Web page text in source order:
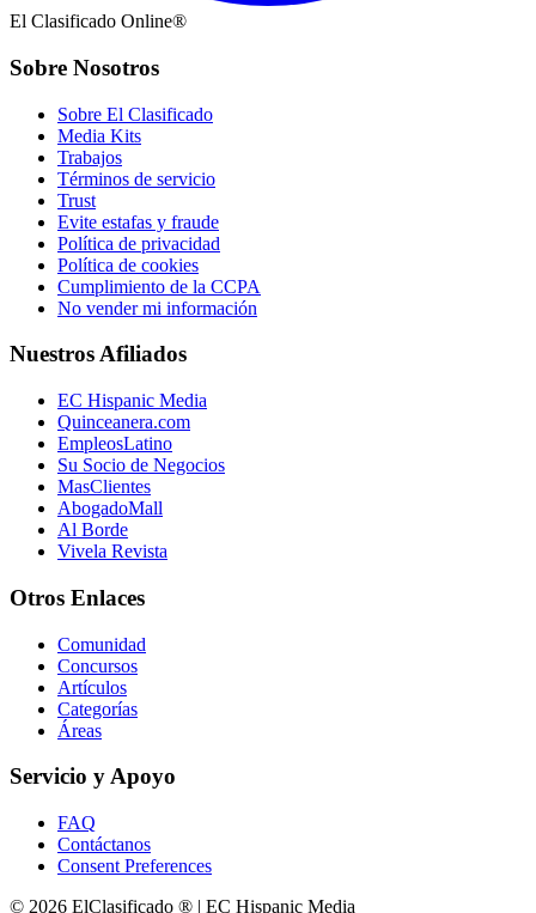
El Clasificado Online®
Sobre Nosotros
Sobre El Clasificado
Media Kits
Trabajos
Términos de servicio
Trust
Evite estafas y fraude
Política de privacidad
Política de cookies
Cumplimiento de la CCPA
No vender mi información
Nuestros Afiliados
EC Hispanic Media
Quinceanera.com
EmpleosLatino
Su Socio de Negocios
MasClientes
AbogadoMall
Al Borde
Vivela Revista
Otros Enlaces
Comunidad
Concursos
Artículos
Categorías
Áreas
Servicio y Apoyo
FAQ
Contáctanos
Consent Preferences
© 2026 ElClasificado ® | EC Hispanic Media